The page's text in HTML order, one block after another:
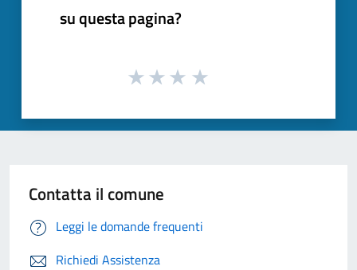
su questa pagina?
Contatta il comune
Leggi le domande frequenti
Richiedi Assistenza